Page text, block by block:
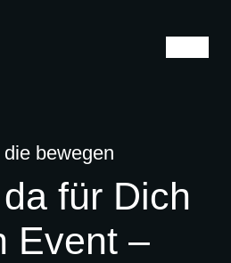
bewegen
für Dich
Event –